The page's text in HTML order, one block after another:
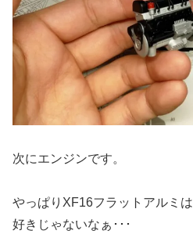
次にエンジンです。
やっぱりXF16フラットアルミは
好きじゃないなぁ･･･